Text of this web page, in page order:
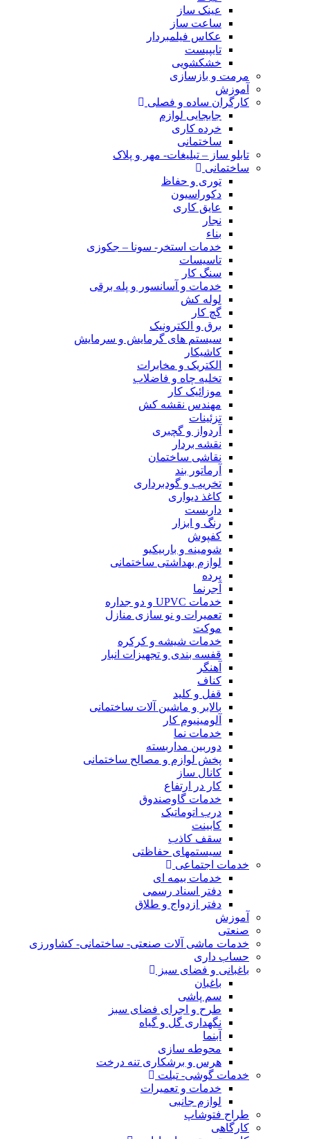
عینک ساز
ساعت ساز
عکاس فیلمبردار
تایپیست
خشکشویی
مرمت و بازسازی
آموزش
کارگران ساده و فصلی
جابجایی لوازم
خرده کاری
ساختمانی
تابلو ساز – تبلیغات- مهر و پلاک
ساختمانی
توری و حفاظ
دکوراسیون
عایق کاری
نجار
بناء
خدمات استخر- سونا – جکوزی
تاسیسات
سنگ کار
خدمات و آسانسور و پله برقی
لوله کش
گچ کار
برق و الکترونیک
سیستم های گرمایش و سرمایش
کاشیکار
الکتریک و مخابرات
تخلیه چاه و فاضلاب
موزائیک کار
مهندس نقشه کش
تزئینات
آردواز و گچبری
نقشه بردار
نقاشی ساختمان
آرماتور بند
تخریب و گودبرداری
کاغذ دیواری
داربست
رنگ و ابزار
کفپوش
شومینه و باربیکیو
لوازم بهداشتی ساختمانی
پرده
آجرنما
خدمات UPVC و دو جداره
تعمیرات و نو سازی منازل
موکت
خدمات شیشه و کرکره
قفسه بندی و تجهیزات انبار
آهنگر
کناف
قفل و کلید
بالابر و ماشین آلات ساختمانی
آلومینیوم کار
خدمات نما
دوربین مداربسته
پخش لوازم و مصالح ساختمانی
کانال ساز
کار در ارتفاع
خدمات گاوصندوق
درب اتوماتیک
کابینت
سقف کاذب
سیستمهای حفاظتی
خدمات اجتماعی
خدمات بیمه ای
دفتر اسناد رسمی
دفتر ازدواج و طلاق
آموزش
صنعتی
خدمات ماشی آلات صنعتی- ساختمانی- کشاورزی
حساب داری
باغبانی و فضای سبز
باغبان
سم پاشی
طرح و اجرای فضای سبز
نگهداری گل و گیاه
آبنما
محوطه سازی
هرس و برشکاری تنه درخت
خدمات گوشی- تبلت
خدمات و تعمیرات
لوازم جانبی
طراح فتوشاپ
کارگاهی